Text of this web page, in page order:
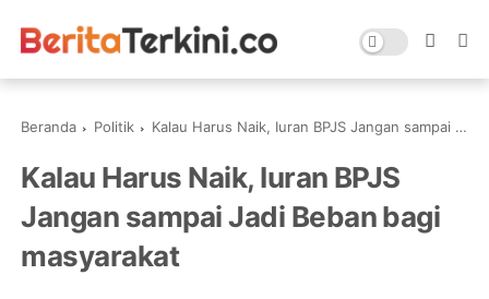
Beranda Politik Kalau Harus Naik, Iuran BPJS Jangan sampai Jadi Beban bagi masyarakat
Kalau Harus Naik, Iuran BPJS
Jangan sampai Jadi Beban bagi
masyarakat